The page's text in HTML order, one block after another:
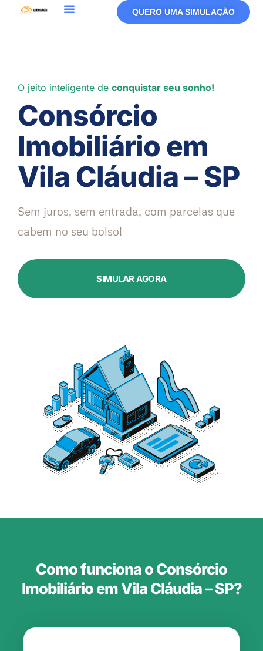
QUERO UMA SIMULAÇÃO
O jeito inteligente de conquistar seu sonho!
Consórcio
Imobiliário em
Vila Cláudia – SP
Sem juros, sem entrada, com parcelas que
cabem no seu bolso!
SIMULAR AGORA
Como funciona o Consórcio
Imobiliário em Vila Cláudia – SP?